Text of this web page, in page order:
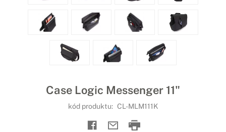
Case Logic Messenger 11"
kód produktu: CL-MLM111K